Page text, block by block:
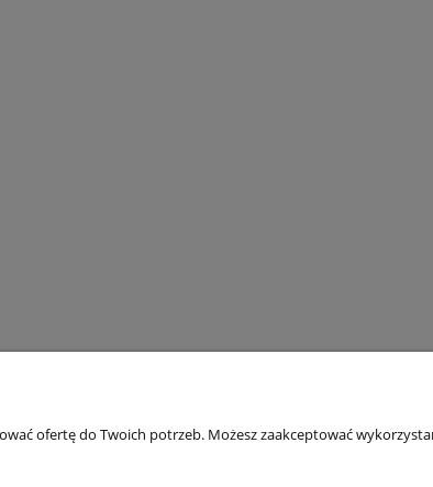
Moje konto
ofertę do Twoich potrzeb. Możesz zaakceptować